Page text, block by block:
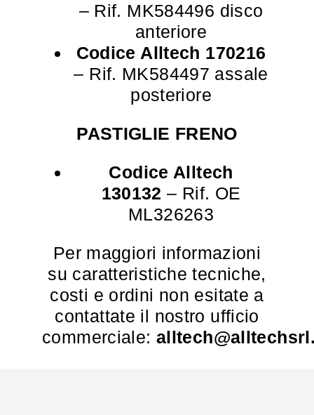
– Rif. MK584496 disco
anteriore
Codice Alltech 170216
– Rif. MK584497 assale
posteriore
PASTIGLIE FRENO
Codice Alltech
130132 – Rif. OE
ML326263
Per maggiori informazioni
su caratteristiche tecniche,
costi e ordini non esitate a
contattate il nostro ufficio
commerciale: